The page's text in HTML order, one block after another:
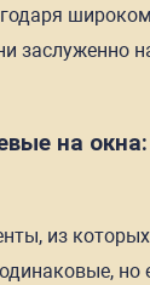
заслуженно
на
из
но